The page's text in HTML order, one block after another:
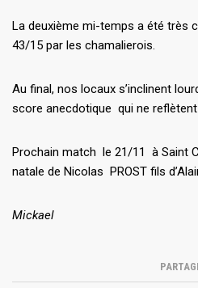
La deuxième mi-temps a été très
43/15 par les chamalierois.
Au final, nos locaux s’inclinent
score anecdotique qui ne
Prochain match le 21/11 à Saint
natale de Nicolas PROST fils
Mickael